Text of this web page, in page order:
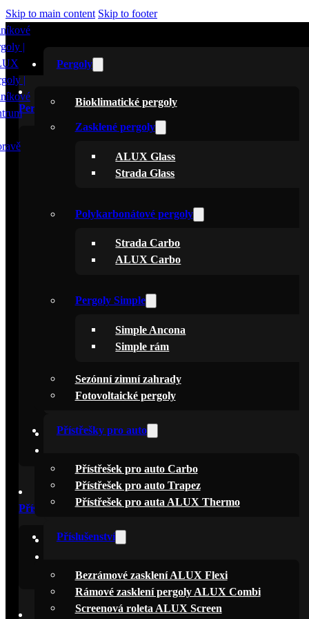
Skip to main content Skip to footer
Pergoly
Bioklimatické pergoly
Zasklené pergoly
ALUX Glass
Strada Glass
Polykarbonátové pergoly
Strada Carbo
ALUX Carbo
Pergoly Simple
Simple Ancona
Simple rám
Sezónní zimní zahrady
Fotovoltaické pergoly
Přístřešky pro auto
Přístřešek pro auto Carbo
Přístřešek pro auto Trapez
Přístřešek pro auta ALUX Thermo
Příslušenství
Bezrámové zasklení ALUX Flexi
Rámové zasklení pergoly ALUX Combi
Screenová roleta ALUX Screen
Pergoly
Zasklené pergoly
Strada Glass
ALUX Carbo
Pergoly Simple
Simple Fix
Simple rám
Sezónní zimní zahrady
Přístřešky pro auto
Přístřešek pro auto Carbo
Přístřešek pro auta ALUX Thermo